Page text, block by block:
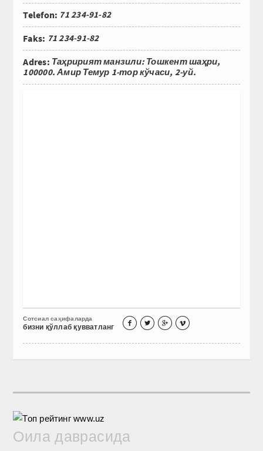
Telefon: 71 234-91-82
Faks: 71 234-91-82
Adres: Таҳририят манзили: Тошкент шаҳри,
100000. Амир Темур 1-тор кўчаси, 2-уй.
Сотсиал саҳифаларда
бизни қўллаб қувватланг    
Оила даврасида